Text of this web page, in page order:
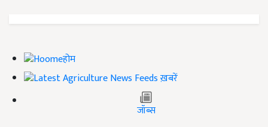
होम
ख़बरें
जॉब्स